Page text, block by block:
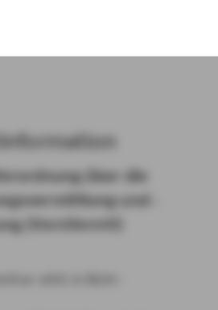
über die
und -​
(Vers­VermV)